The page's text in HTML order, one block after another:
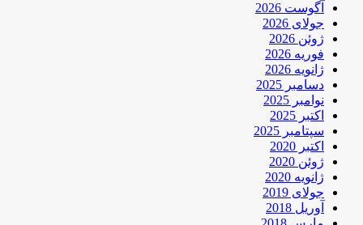
آگوست 2026
جولای 2026
ژوئن 2026
فوریه 2026
ژانویه 2026
دسامبر 2025
نوامبر 2025
اکتبر 2025
سپتامبر 2025
اکتبر 2020
ژوئن 2020
ژانویه 2020
جولای 2019
آوریل 2018